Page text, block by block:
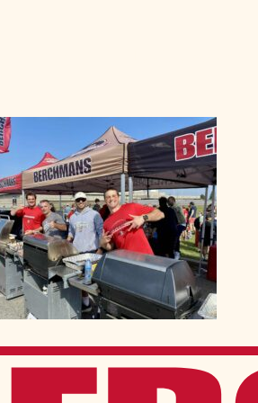
Frais généraux
Portes ouvertes
Bourses d’études
Tenue vestimentaire
Équipes sportives
Nos valeurs
Calendrier scolaire
Événements